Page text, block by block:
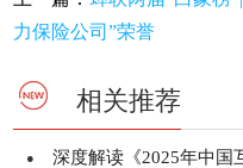
力保险公司”荣誉
相关推荐
●
深度解读《2025年中国